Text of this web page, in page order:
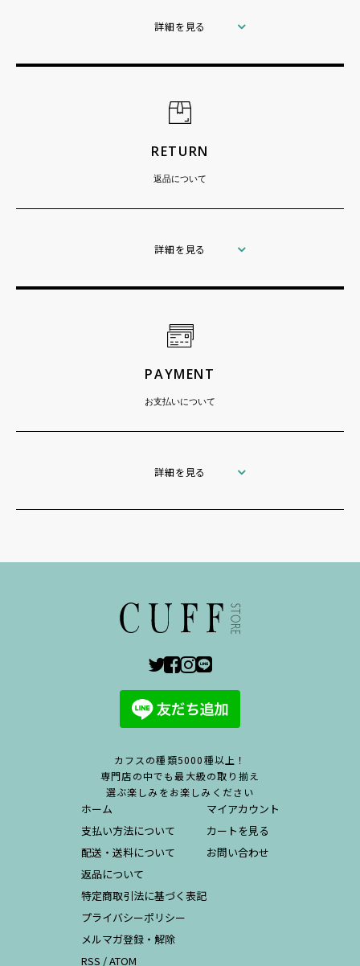
詳細を見る
RETURN
返品について
詳細を見る
PAYMENT
お支払いについて
詳細を見る
カフスの種類5000種以上！
専門店の中でも最大級の取り揃え
選ぶ楽しみをお楽しみください
ホーム
支払い方法について
配送・送料について
返品について
特定商取引法に基づく表記
プライバシーポリシー
メルマガ登録・解除
RSS /ATOM
マイアカウント
カートを見る
お問い合わせ